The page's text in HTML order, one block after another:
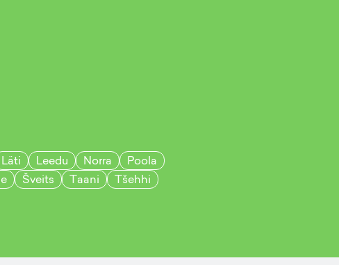
Läti Leedu Norra
Poola
Šveits Taani
Tšehhi